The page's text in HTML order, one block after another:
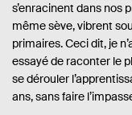
s’enracinent dans nos
même sève, vibrent
primaires. Ceci dit, je
essayé de raconter le
se dérouler
ans, sans faire